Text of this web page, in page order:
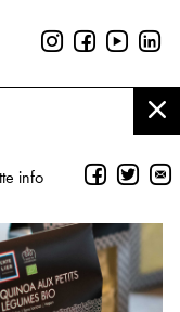
info